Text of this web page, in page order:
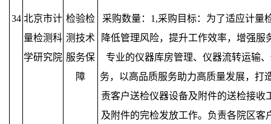
34 北京市计
量检测科
学研究院
检验检
测技术
服务保
障
采购数量：1,采购目标：为了适应计量
降低管理风险，提升工作效率，增强服
专业的仪器库房管理、仪器流转运输
务，以高品质服务助力高质量发展，打
责客户送检仪器设备及附件的送检接收
及附件的完检发放工作。负责各院区客